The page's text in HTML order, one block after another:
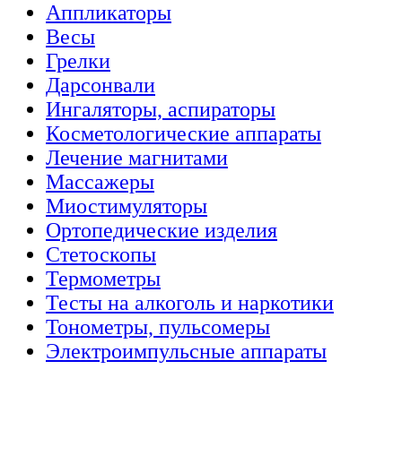
Аппликаторы
Весы
Грелки
Дарсонвали
Ингаляторы, аспираторы
Косметологические аппараты
Лечение магнитами
Массажеры
Миостимуляторы
Ортопедические изделия
Стетоскопы
Термометры
Тесты на алкоголь и наркотики
Тонометры, пульсомеры
Электроимпульсные аппараты